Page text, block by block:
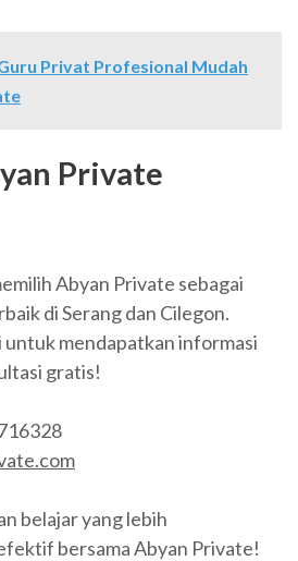
Privat Profesional Mudah
Private
Abyan Private sebagai
di Serang dan Cilegon.
untuk mendapatkan informasi
gratis!
belajar yang lebih
bersama Abyan Private!